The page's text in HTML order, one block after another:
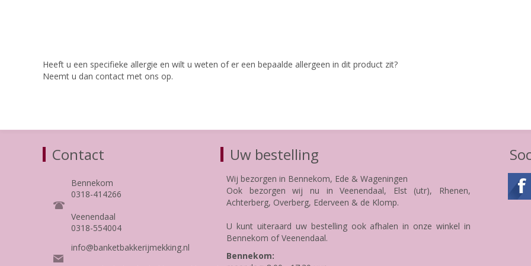
Heeft u een specifieke allergie en wilt u weten of er een bepaalde allergeen in dit product zit?
Neemt u dan contact met ons op.
Contact
Bennekom
0318-414266
Veenendaal
0318-554004
info@banketbakkerijmekking.nl
Uw bestelling
Wij bezorgen in Bennekom, Ede & Wageningen
Ook bezorgen wij nu in Veenendaal, Elst (utr), Rhenen,
Achterberg, Overberg, Ederveen & de Klomp.
U kunt uiteraard uw bestelling ook afhalen in onze winkel in
Bennekom of Veenendaal.
Bennekom: